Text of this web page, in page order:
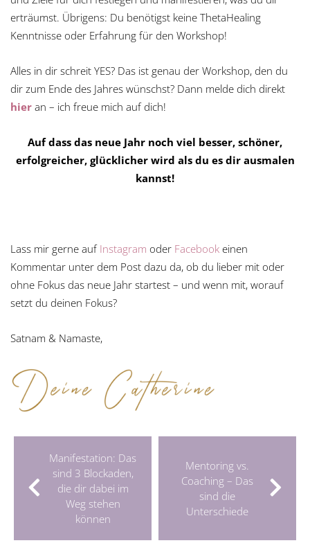
erträumst. Übrigens: Du benötigst keine ThetaHealing
Kenntnisse oder Erfahrung für den Workshop!
Alles in dir schreit YES? Das ist genau der Workshop, den du
dir zum Ende des Jahres wünschst? Dann melde dich direkt
hier an – ich freue mich auf dich!
Auf dass das neue Jahr noch viel besser, schöner,
erfolgreicher, glücklicher wird als du es dir ausmalen
kannst!
Lass mir gerne auf Instagram oder Facebook einen
Kommentar unter dem Post dazu da, ob du lieber mit oder
ohne Fokus das neue Jahr startest – und wenn mit, worauf
setzt du deinen Fokus?
Satnam & Namaste,
Manifestation: Das
sind 3 Blockaden,
die dir dabei im
Weg stehen
können
Mentoring vs.
Coaching – Das
sind die
Unterschiede